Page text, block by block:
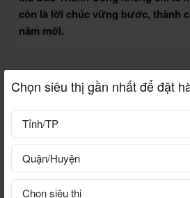
còn là lời chúc vững bước, thành
năm mới.
Chọn siêu thị gần nhất để đặt